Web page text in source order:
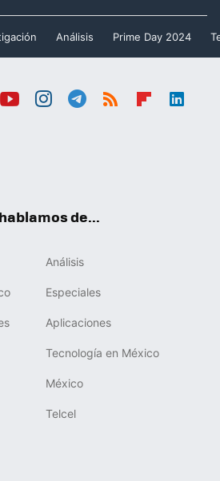
Análisis Prime Day 2024
de...
Análisis
Especiales
Aplicaciones
Tecnología en México
México
Telcel